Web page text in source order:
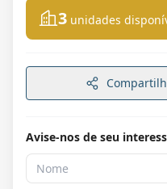
3 unidades
Avise-nos de seu